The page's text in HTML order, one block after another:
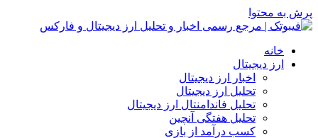
دیجیتال
اخبار ارز دیجیتال
تحلیل ارز دیجیتال
تحلیل فاندامنتال ارز دیجیتال
تحلیل هفتگی آنچین
کسب درآمد از بازی